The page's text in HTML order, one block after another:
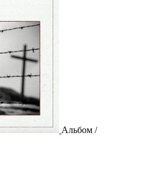
Альбом /